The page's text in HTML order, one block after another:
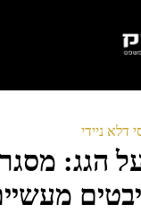
דלא ניידי
על הגג: